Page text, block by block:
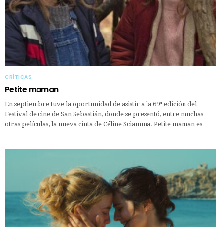
CRÍTICAS
Petite maman
En septiembre tuve la oportunidad de asistir a la 69ª edición del
Festival de cine de San Sebastián, donde se presentó, entre muchas
otras películas, la nueva cinta de Céline Sciamma. Petite maman es …